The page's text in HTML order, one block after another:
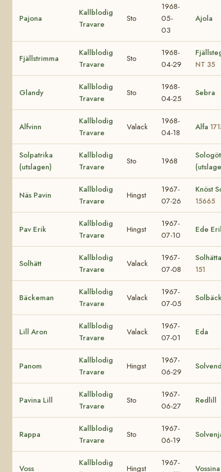
Pajona
Kallblodig
Travare
Sto
1968-
05-
03
Ajola
Fjällstrimma
Kallblodig
Travare
Sto
1968-
04-29
NT 35
Glandy
Kallblodig
Travare
Sto
1968-
04-25
Sebra
Alfvinn
Kallblodig
Travare
Valack
1968-
04-18
Alfa
Solpatrika
(utslagen)
Kallblodig
Travare
Sto 1968
Näs Pavin
Kallblodig
Travare
Hingst
1967-
07-26
Knöst
15665
Pav Erik
Kallblodig
Travare
Hingst
1967-
07-10
Ede
Solhätt
Kallblodig
Travare
Valack
1967-
07-08
151
Bäckeman
Kallblodig
Travare
Valack
1967-
07-05
Lill Aron
Kallblodig
Travare
Valack
1967-
07-01
Eda
Panom
Kallblodig
Travare
Hingst
1967-
06-29
Pavina Lill
Kallblodig
Travare
Sto
1967-
06-27
Redlill
Rappa
Kallblodig
Travare
Sto
1967-
06-19
Voss
Kallblodig
Hingst
1967-
Vossina